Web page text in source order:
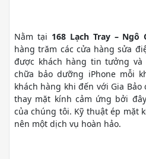
Nằm tại 168 Lạch Tray – Ngô
hàng trăm các cửa hàng sửa
được khách hàng tin tưởng
chữa bảo dưỡng iPhone mỗi
khách hàng khi đến với Gia
thay mặt kính cảm ứng bởi
của chúng tôi. Kỹ thuật ép mặt
nên một dịch vụ hoàn hảo.